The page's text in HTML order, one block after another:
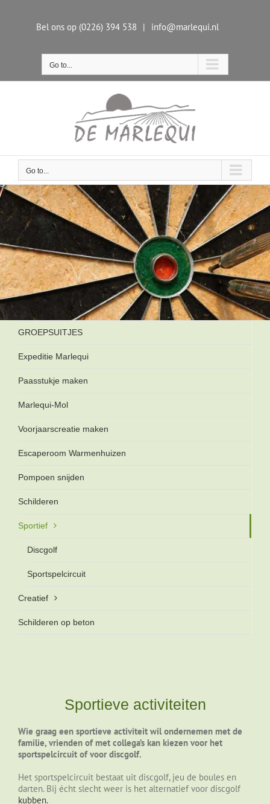
Bel ons op (0226) 394 538 | info@marlequi.nl
Go to...
Go to...
Sportieve activiteiten
Wie graag een sportieve activiteit wil ondernemen met de
familie, vrienden of met collega’s kan kiezen voor het
sportspelcircuit of voor discgolf.
Het sportspelcircuit bestaat uit discgolf, jeu de boules en
darten. Bij écht slecht weer is het alternatief voor discgolf
kubben.
GROEPSUITJES
Expeditie Marlequi
Paasstukje maken
Marlequi-Mol
Voorjaarscreatie maken
Escaperoom Warmenhuizen
Pompoen snijden
Schilderen
Sportief
Discgolf
Sportspelcircuit
Creatief
Schilderen op beton